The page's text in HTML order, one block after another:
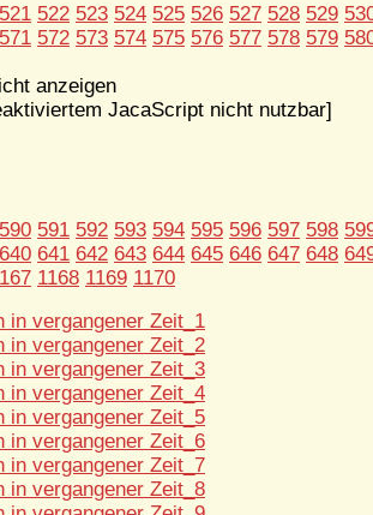
521 522 523 524 525 526 527 528 529
571 572 573 574 575 576 577 578 579
JacaScript nicht nutzbar]
590 591 592 593 594 595 596 597 598
640 641 642 643 644 645 646 647 648
1168 1169 1170